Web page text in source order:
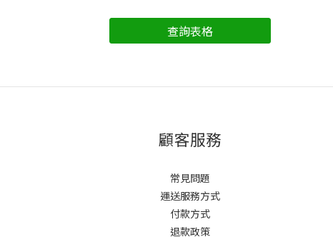
查詢表格
顧客服務
常見問題
運送服務方式
付款方式
退款政策